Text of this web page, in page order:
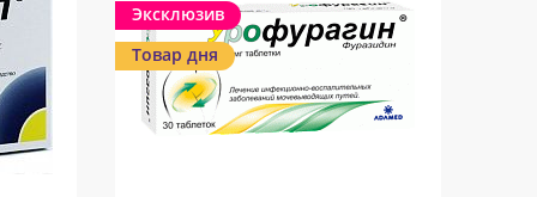
Эксклюзив
Товар дня